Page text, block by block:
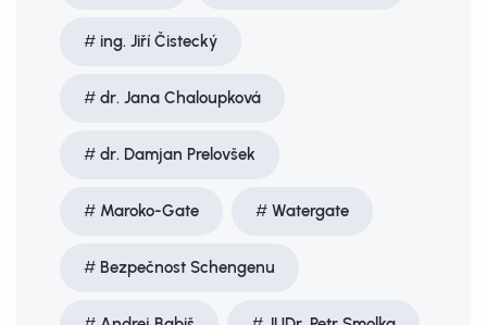
ing. Jiří Čistecký
dr. Jana Chaloupková
dr. Damjan Prelovšek
Maroko-Gate Watergate
Bezpečnost Schengenu